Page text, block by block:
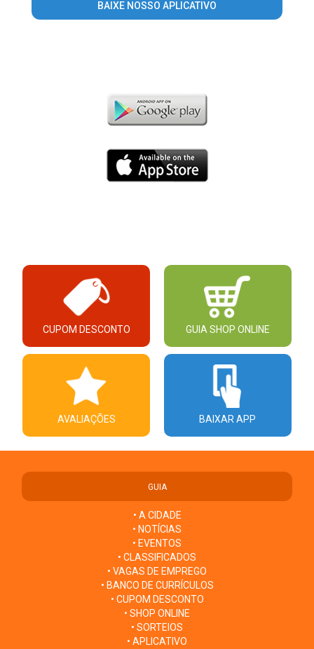
BAIXE NOSSO APLICATIVO
CUPOM DESCONTO GUIA SHOP ONLINE
AVALIAÇÕES BAIXAR APP
GUIA
• A CIDADE
• NOTÍCIAS
• EVENTOS
• CLASSIFICADOS
• VAGAS DE EMPREGO
• BANCO DE CURRÍCULOS
• CUPOM DESCONTO
• SHOP ONLINE
• SORTEIOS
• APLICATIVO